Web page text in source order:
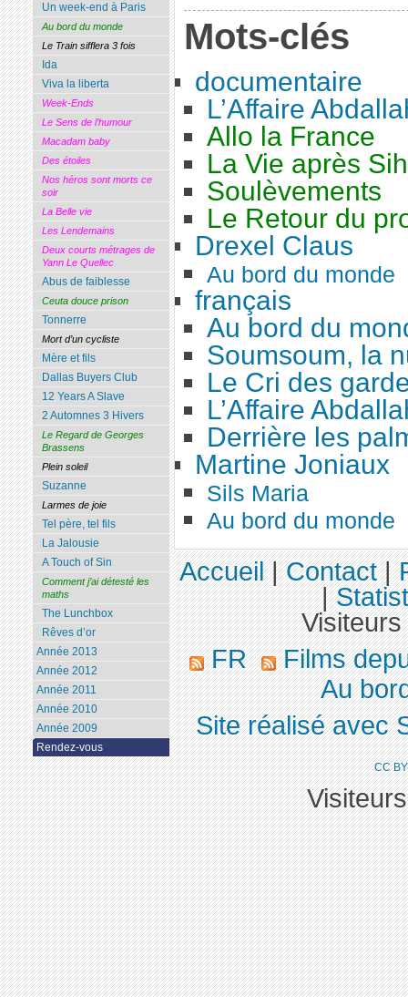
Mots-clés
documentaire
L’Affaire
Allo la France
La Vie après
Soulèvements
Le Retour du
Drexel Claus
Au bord du monde
français
Au bord du
Soumsoum, la
Le Cri des
L’Affaire
Derrière les
Martine Joniaux
Sils Maria
Au bord du monde
Un week-end à Paris
Au bord du monde
Le Train sifflera 3 fois
Ida
Viva la liberta
Week-Ends
Le Sens de l’humour
Macadam baby
Des étoiles
Nos héros sont morts ce
soir
La Belle vie
Les Lendemains
Deux courts métrages de
Yann Le Quellec
Abus de faiblesse
Ceuta douce prison
Tonnerre
Mort d’un cycliste
Mère et fils
Dallas Buyers Club
12 Years A Slave
2 Automnes 3 Hivers
Le Regard de Georges
Brassens
Plein soleil
Suzanne
Larmes de joie
Tel père, tel fils
La Jalousie
A Touch of Sin
Comment j’ai détesté les
maths
The Lunchbox
Rêves d’or
Année 2013
Année 2012
Année 2011
Année 2010
Année 2009
Rendez-vous
Accueil|Contact|
|
FR
Films
Au
Site réalisé avec
CC